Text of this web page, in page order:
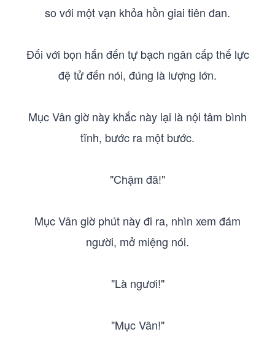
so với một vạn khỏa hồn giai tiên đan.
Đối với bọn hắn đến tự bạch ngân cấp thế lực
đệ tử đến nói, đúng là lượng lớn.
Mục Vân giờ này khắc này lại là nội tâm bình
tĩnh, bước ra một bước.
"Chậm đã!"
Mục Vân giờ phút này đi ra, nhìn xem đám
người, mở miệng nói.
"Là ngươi!"
"Mục Vân!"